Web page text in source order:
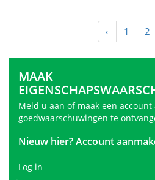
‹ 1 2
MAAK
Meld u aan of maak een
goedwaarschuwingen te
Nieuw hier?Account
Log in